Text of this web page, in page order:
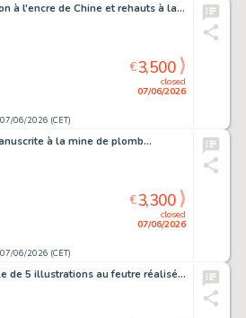
à l'encre de Chine et rehauts à la…
06/2026 (CET)
closed
07/06/2026
€3,500
à la mine de plomb…
06/2026 (CET)
closed
07/06/2026
€3,300
Ensemble de 5 illustrations au feutre réalisées…